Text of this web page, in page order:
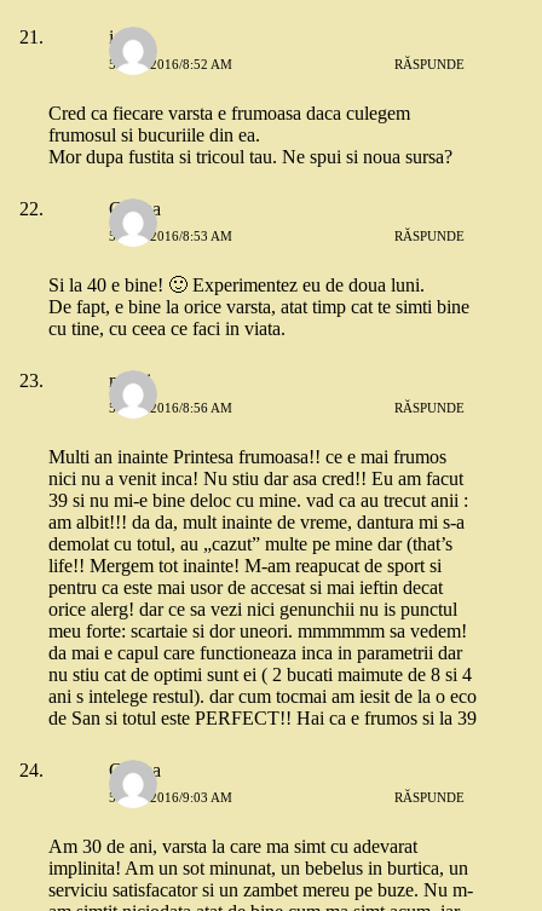
ioana
5 MAI 2016/8:52 AM RĂSPUNDE
Cred ca fiecare varsta e frumoasa daca culegem
frumosul si bucuriile din ea.
Mor dupa fustita si tricoul tau. Ne spui si noua sursa?
Corina
5 MAI 2016/8:53 AM RĂSPUNDE
Si la 40 e bine! 🙂 Experimentez eu de doua luni.
De fapt, e bine la orice varsta, atat timp cat te simti bine
cu tine, cu ceea ce faci in viata.
michi
5 MAI 2016/8:56 AM RĂSPUNDE
Multi an inainte Printesa frumoasa!! ce e mai frumos
nici nu a venit inca! Nu stiu dar asa cred!! Eu am facut
39 si nu mi-e bine deloc cu mine. vad ca au trecut anii :
am albit!!! da da, mult inainte de vreme, dantura mi s-a
demolat cu totul, au „cazut” multe pe mine dar (that’s
life!! Mergem tot inainte! M-am reapucat de sport si
pentru ca este mai usor de accesat si mai ieftin decat
orice alerg! dar ce sa vezi nici genunchii nu is punctul
meu forte: scartaie si dor uneori. mmmmmm sa vedem!
da mai e capul care functioneaza inca in parametrii dar
nu stiu cat de optimi sunt ei ( 2 bucati maimute de 8 si 4
ani s intelege restul). dar cum tocmai am iesit de la o eco
de San si totul este PERFECT!! Hai ca e frumos si la 39
Corina
5 MAI 2016/9:03 AM RĂSPUNDE
Am 30 de ani, varsta la care ma simt cu adevarat
implinita! Am un sot minunat, un bebelus in burtica, un
serviciu satisfacator si un zambet mereu pe buze. Nu m-